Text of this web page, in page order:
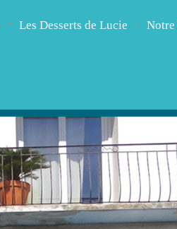
Les Desserts de Lucie